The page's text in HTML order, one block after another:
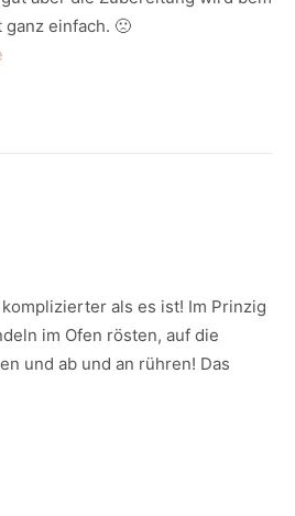
einfach. 🙁
als es ist! Im Prinzig
im Ofen rösten, auf die
und ab und an rühren! Das